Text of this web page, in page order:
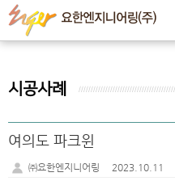
시공사례
여의도 파크윈
㈜요한엔지니어링 2023.10.11